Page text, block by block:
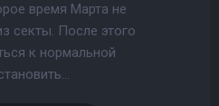
время Марта не
секты. После этого
к нормальной